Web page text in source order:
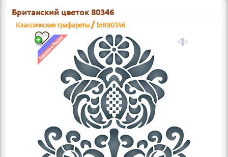
Британский цветок 80346
Классические трафареты / brit80346
a